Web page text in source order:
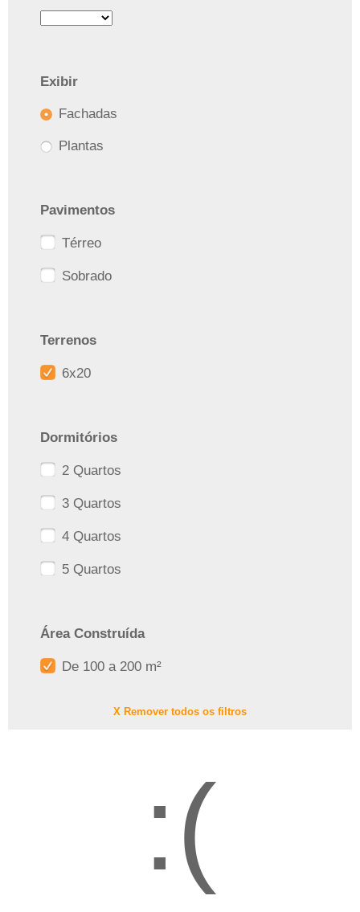
Exibir
Fachadas
Plantas
Pavimentos
Térreo
Sobrado
Terrenos
6x20
Dormitórios
2 Quartos
3 Quartos
4 Quartos
5 Quartos
Área Construída
De 100 a 200 m²
X Remover todos os filtros
:(